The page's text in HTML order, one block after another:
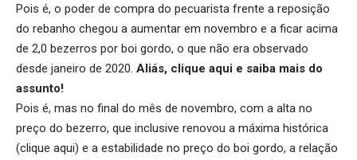
Pois é, o poder de compra do pecuarista frente a reposição
do rebanho chegou a aumentar em novembro e a ficar acima
de 2,0 bezerros por boi gordo, o que não era observado
desde janeiro de 2020. Aliás, clique aqui e saiba mais do
assunto!
Pois é, mas no final do mês de novembro, com a alta no
preço do bezerro, que inclusive renovou a máxima histórica
(clique aqui) e a estabilidade no preço do boi gordo, a relação